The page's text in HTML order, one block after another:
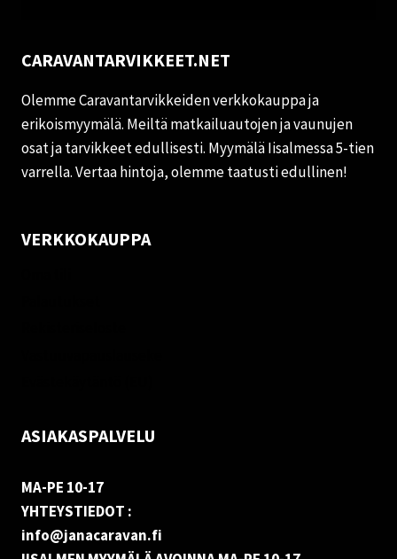
CARAVANTARVIKKEET.NET
Olemme Caravantarvikkeiden verkkokauppa ja
erikoismyymälä. Meiltä matkailuautojen ja vaunujen
osat ja tarvikkeet edullisesti. Myymälä Iisalmessa 5-tien
varrella. Vertaa hintoja, olemme taatusti edullinen!
VERKKOKAUPPA
ASIAKASPALVELU
MA-PE 10-17
YHTEYSTIEDOT :
info@janacaravan.fi